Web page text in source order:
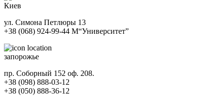
Киев
ул. Симона Петлюры 13
+38 (068) 924-99-44 М“Университет”
запорожье
пр. Соборный 152 оф. 208.
+38 (098) 888-03-12
+38 (050) 888-36-12